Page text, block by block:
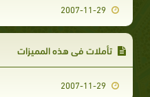
تأملات في هذه المميزات